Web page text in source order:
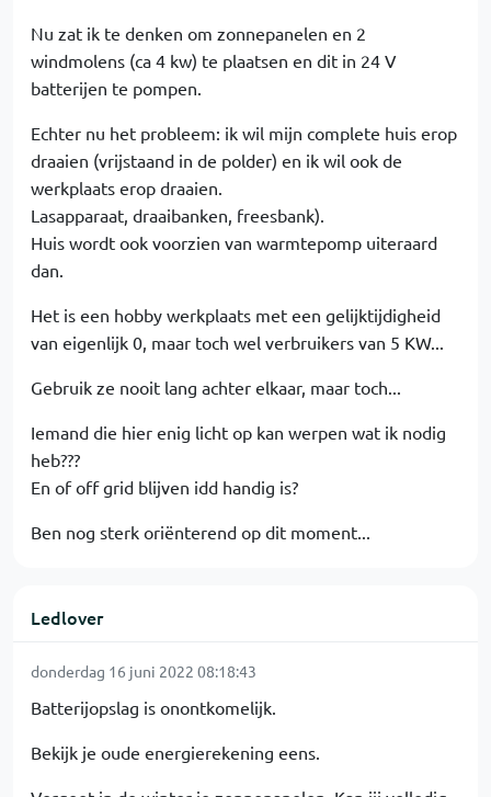
Nu zat ik te denken om zonnepanelen en 2
windmolens (ca 4 kw) te plaatsen en dit in 24 V
batterijen te pompen.
Echter nu het probleem: ik wil mijn complete huis erop
draaien (vrijstaand in de polder) en ik wil ook de
werkplaats erop draaien.
Lasapparaat, draaibanken, freesbank).
Huis wordt ook voorzien van warmtepomp uiteraard
dan.
Het is een hobby werkplaats met een gelijktijdigheid
van eigenlijk 0, maar toch wel verbruikers van 5 KW...
Gebruik ze nooit lang achter elkaar, maar toch...
Iemand die hier enig licht op kan werpen wat ik nodig
heb???
En of off grid blijven idd handig is?
Ben nog sterk oriënterend op dit moment...
Ledlover
donderdag 16 juni 2022 08:18:43
Batterijopslag is onontkomelijk.
Bekijk je oude energierekening eens.